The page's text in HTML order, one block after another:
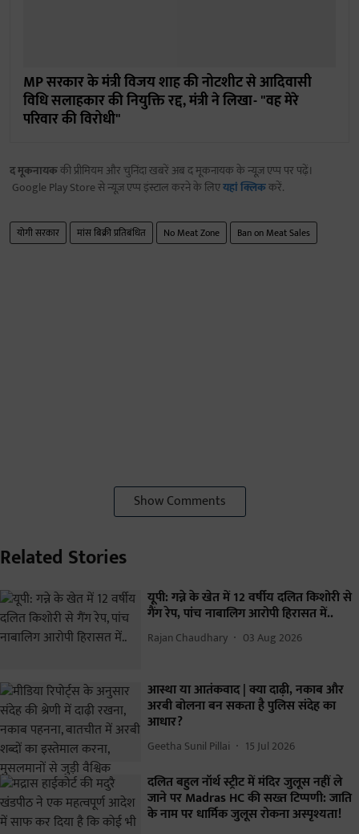
MP सरकार के मंत्री विजय शाह की नोटशीट से आदिवासी
विधि सलाहकार की नियुक्ति रद्द, मंत्री ने लिखा- "वह मेरे
परिवार की विरोधी"
द मूकनायककी प्रीमियम और चुनिंदा खबरें अब द मूकनायक के न्यूज़ एप्प पर पढ़ें।
Google Play Store से न्यूज़ एप्प इंस्टाल करने के लिएयहां क्लिककरें.
योगी सरकार मांस बिक्री प्रतिबंधित No Meat Zone Ban on Meat Sales
Show Comments
Related Stories
यूपी: गन्ने के खेत में 12 वर्षीय दलित किशोरी से
गैंग रेप, पांच नाबालिग आरोपी हिरासत में..
Rajan Chaudhary 03 Aug 2026
आस्था या आतंकवाद | क्या दाढ़ी, नकाब और
अरबी बोलना बन सकता है पुलिस संदेह का
आधार?
Geetha Sunil Pillai 15 Jul 2026
दलित बहुल नॉर्थ स्ट्रीट में मंदिर जुलूस नहीं ले
जाने पर Madras HC की सख्त टिप्पणी: जाति
के नाम पर धार्मिक जुलूस रोकना अस्पृश्यता!